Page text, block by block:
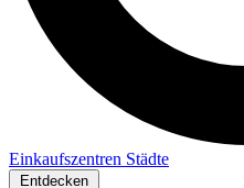
Einkaufszentren Städte
Entdecken